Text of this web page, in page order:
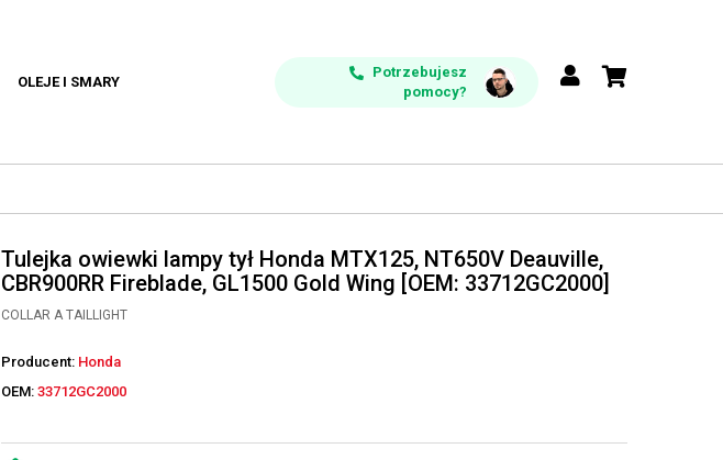
OLEJE I SMARY
Potrzebujesz
pomocy?
Tulejka owiewki lampy tył Honda MTX125, NT650V Deauville,
CBR900RR Fireblade, GL1500 Gold Wing [OEM: 33712GC2000]
COLLAR A TAILLIGHT
Producent: Honda
OEM: 33712GC2000